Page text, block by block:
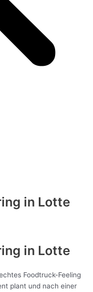
in Lotte
in Lotte
Foodtruck-Feeling
plant und nach einer